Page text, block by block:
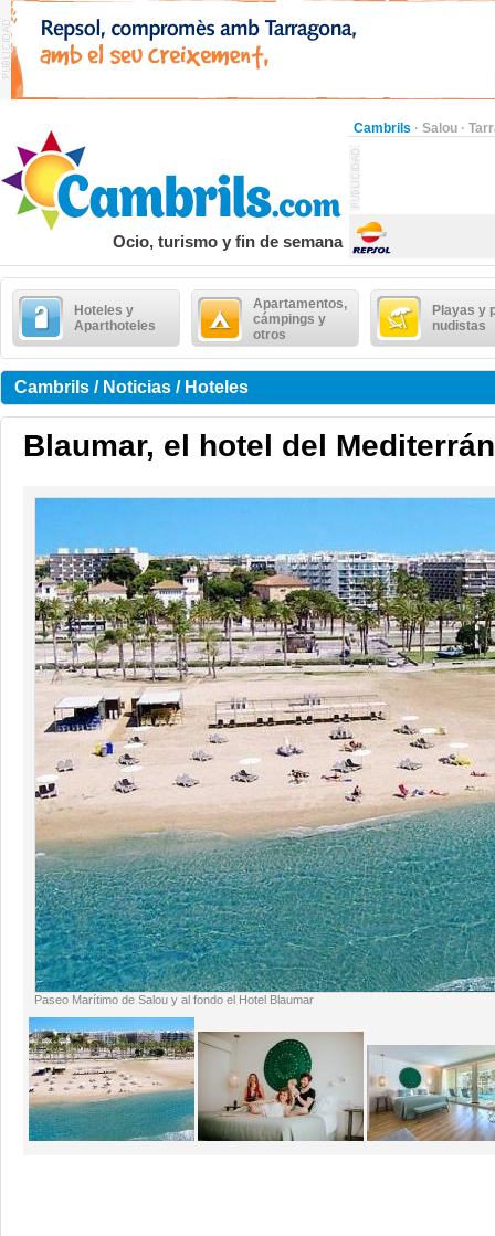
Cambrils · Salou ·
Ocio, turismo y fin de semana
Hoteles y
Aparthoteles
Apartamentos,
cámpings y
otros
Playas y
nudistas
Cambrils / Noticias / Hoteles
Blaumar, el hotel del
Paseo Marítimo de Salou y al fondo el Hotel Blaumar